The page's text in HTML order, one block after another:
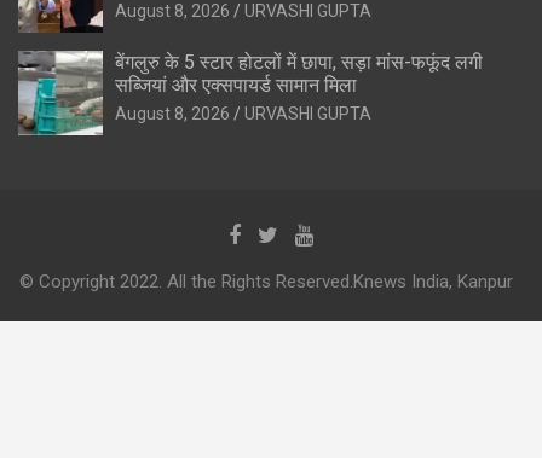
August 8, 2026 URVASHI GUPTA
बेंगलुरु के 5 स्टार होटलों में छापा, सड़ा मांस-फफूंद लगी
सब्जियां और एक्सपायर्ड सामान मिला
August 8, 2026 URVASHI GUPTA
© Copyright 2022. All the Rights Reserved.Knews India, Kanpur